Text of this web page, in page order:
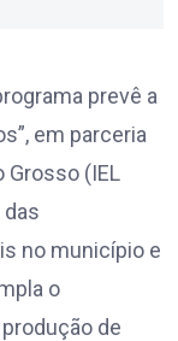
prevê a
em parceria
Grosso (IEL
no município e
o
de